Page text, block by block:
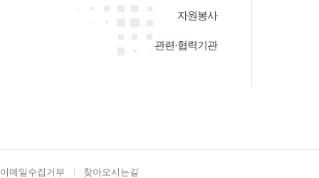
자원봉사
관련·협력기관
이메일수집거부 찾아오시는길